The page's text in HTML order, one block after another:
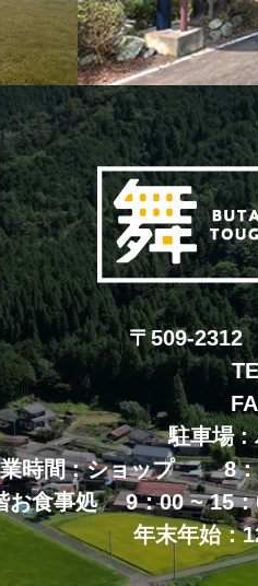
〒509-2312
駐車場 :
時間 : ショップ 8：
処 9：00 ~ 15：00
年末年始：